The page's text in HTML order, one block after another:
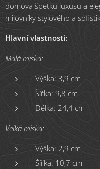
domova špetku luxusu a
milovníky stylového a
Hlavní vlastnosti:
Malá miska:
Výška: 3,9 cm
Šířka: 9,8 cm
Délka: 24,4 cm
Velká miska:
Výška: 2,9 cm
Šířka: 10,7 cm